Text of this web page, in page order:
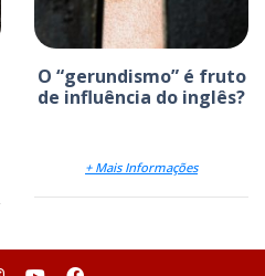
O “gerundismo” é fruto
de influência do inglês?
+ Mais Informações